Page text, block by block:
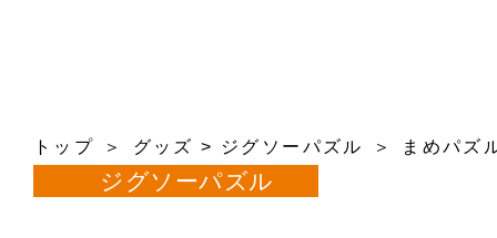
トップ グッズ > ジグソーパズル まめパズ
ジグソーパズル